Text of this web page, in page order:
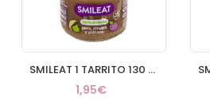
SMILEAT 1 TARRITO 130 G SABOR PERA CIRUELA Y PLATANO
1,95€